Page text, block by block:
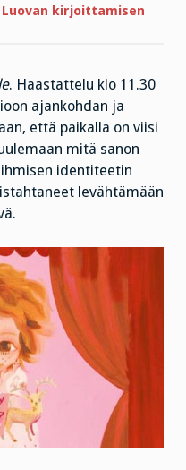
Luovan kirjoittamisen
. Haastattelu klo 11.30
ajankohdan ja
että paikalla on viisi
mitä sanon
identiteetin
levähtämään